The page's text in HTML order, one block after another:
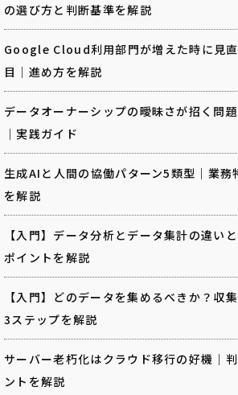
の選び方と判断基準を解説
Google Cloud利用部門が増えた時に見
目｜進め方を解説
データオーナーシップの曖昧さが招く問
｜実践ガイド
生成AIと人間の協働パターン5類型｜業務
を解説
【入門】データ分析とデータ集計の違い
ポイントを解説
【入門】どのデータを集めるべきか？収
3ステップを解説
サーバー老朽化はクラウド移行の好機｜
ントを解説